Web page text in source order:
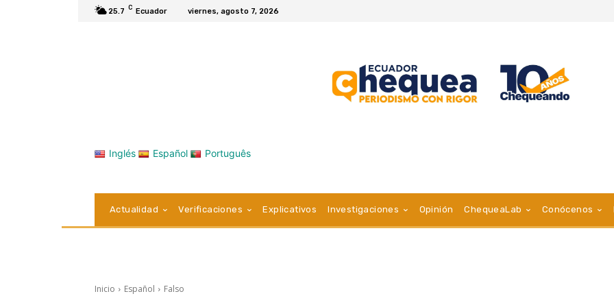
25.7 C Ecuador viernes, agosto 7, 2026
Inglés Español Português
Actualidad Verificaciones Explicativos Investigaciones Opinión ChequeaLab Conócenos
Inicio Español Falso